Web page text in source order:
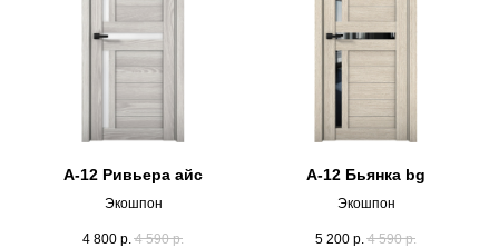
А-12 Ривьера айс
Экошпон
4 800 р. 4 590 р.
А-12 Бьянка bg
Экошпон
5 200 р. 4 590 р.